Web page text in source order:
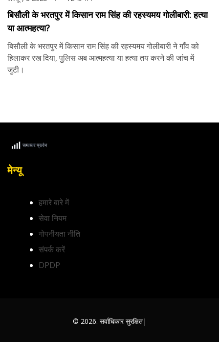
बिसौली के भरतपुर में किसान राम सिंह की रहस्यमय गोलीबारी: हत्या
या आत्महत्या?
बिसौली के भरतपुर में किसान राम सिंह की रहस्यमय गोलीबारी ने गाँव को
हिलाकर रख दिया, पुलिस अब आत्महत्या या हत्या तय करने की जांच में
जुटी।
मेन्यू
हमारे बारे में
सेवा नियम
गोपनीयता नीति
संपर्क करें
DPDP
© 2026. सर्वाधिकार सुरक्षित|